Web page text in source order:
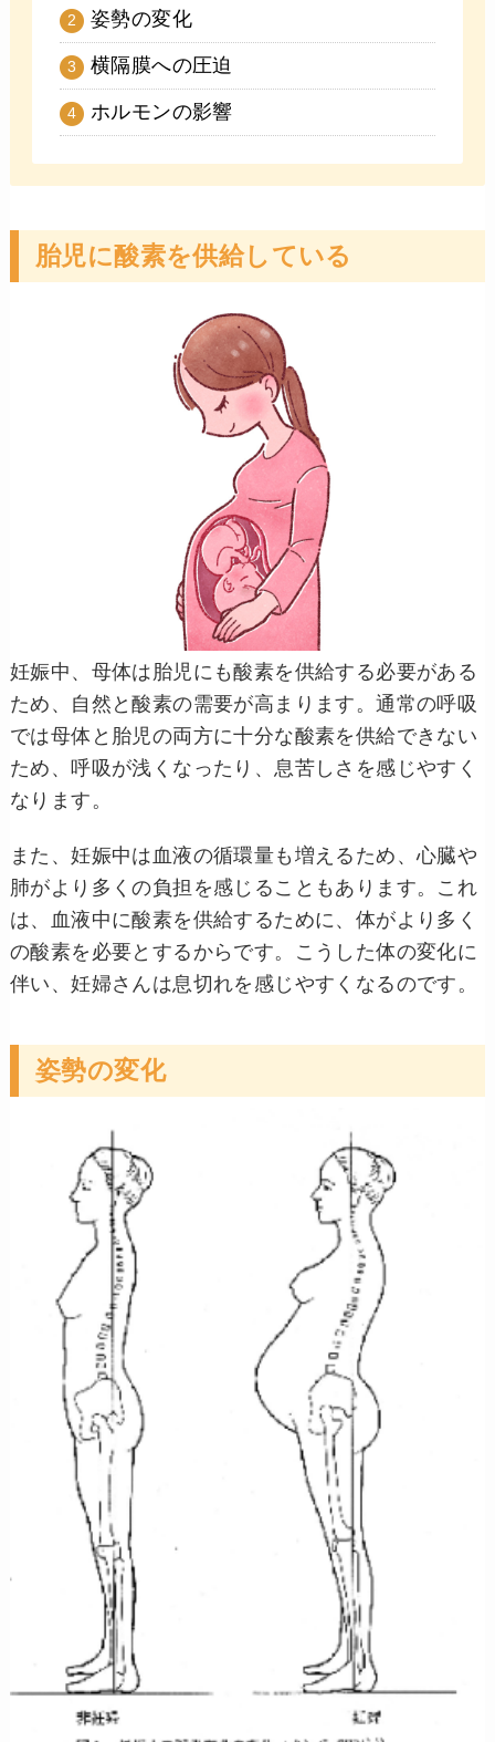
姿勢の変化
横隔膜への圧迫
ホルモンの影響
胎児に酸素を供給している
妊娠中、母体は胎児にも酸素を供給する必要がある
ため、自然と酸素の需要が高まります。通常の呼吸
では母体と胎児の両方に十分な酸素を供給できない
ため、呼吸が浅くなったり、息苦しさを感じやすく
なります。
また、妊娠中は血液の循環量も増えるため、心臓や
肺がより多くの負担を感じることもあります。これ
は、血液中に酸素を供給するために、体がより多く
の酸素を必要とするからです。こうした体の変化に
伴い、妊婦さんは息切れを感じやすくなるのです。
姿勢の変化